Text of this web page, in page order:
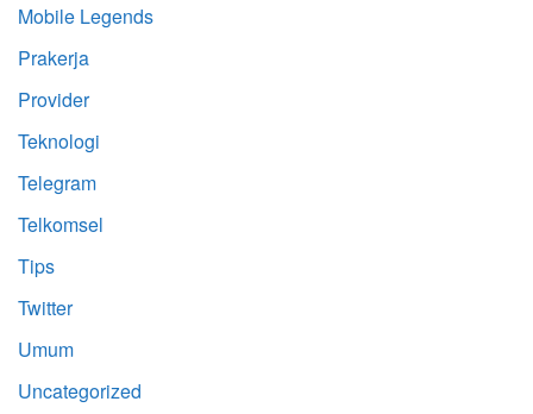
Mobile Legends
Prakerja
Provider
Teknologi
Telegram
Telkomsel
Tips
Twitter
Umum
Uncategorized